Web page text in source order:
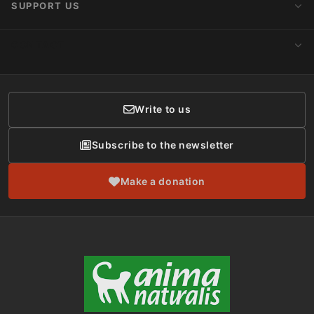
SUPPORT US
Donor Care
Write to us
Subscribe to the newsletter
Make a donation